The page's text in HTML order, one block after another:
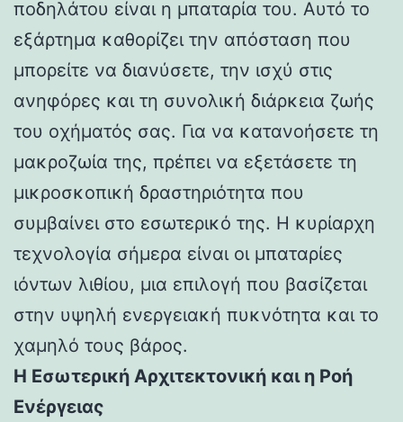
ποδηλάτου είναι η μπαταρία του. Αυτό το
εξάρτημα καθορίζει την απόσταση που
μπορείτε να διανύσετε, την ισχύ στις
ανηφόρες και τη συνολική διάρκεια ζωής
του οχήματός σας. Για να κατανοήσετε τη
μακροζωία της, πρέπει να εξετάσετε τη
μικροσκοπική δραστηριότητα που
συμβαίνει στο εσωτερικό της. Η κυρίαρχη
τεχνολογία σήμερα είναι οι μπαταρίες
ιόντων λιθίου, μια επιλογή που βασίζεται
στην υψηλή ενεργειακή πυκνότητα και το
χαμηλό τους βάρος.
Η Εσωτερική Αρχιτεκτονική και η Ροή
Ενέργειας